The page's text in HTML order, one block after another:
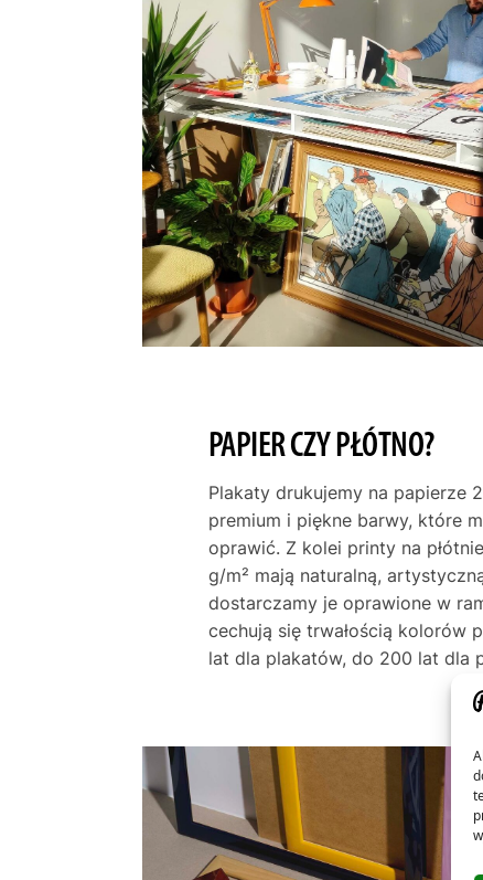
PAPIER CZY PŁÓTNO?
Plakaty drukujemy na papierze
premium i piękne barwy, które
oprawić. Z kolei printy na
g/m² mają naturalną,
dostarczamy je oprawione w
cechują się trwałością kolorów
lat dla plakatów, do 200 lat dla